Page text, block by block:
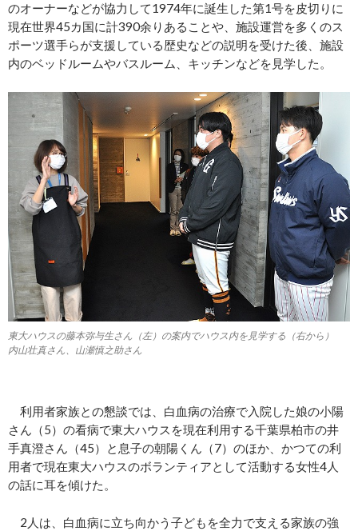
のオーナーなどが協力して1974年に誕生した第1号を皮切りに
現在世界45カ国に計390余りあることや、施設運営を多くのス
ポーツ選手らが支援している歴史などの説明を受けた後、施設
内のベッドルームやバスルーム、キッチンなどを見学した。
東大ハウスの藤本弥与生さん（左）の案内でハウス内を見学する（右から）
内山壮真さん、山瀬慎之助さん
利用者家族との懇談では、白血病の治療で入院した娘の小陽
さん（5）の看病で東大ハウスを現在利用する千葉県柏市の井
手真澄さん（45）と息子の朝陽くん（7）のほか、かつての利
用者で現在東大ハウスのボランティアとして活動する女性4人
の話に耳を傾けた。
2人は、白血病に立ち向かう子どもを全力で支える家族の強